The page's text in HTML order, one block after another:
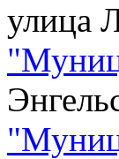
улица
"
"